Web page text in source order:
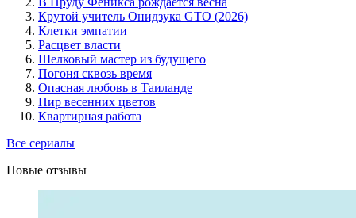
Крутой учитель Онидзука GTO (2026)
Клетки эмпатии
Расцвет власти
Шелковый мастер из будущего
Погоня сквозь время
Опасная любовь в Таиланде
Пир весенних цветов
Квартирная работа
Все сериалы
Новые отзывы